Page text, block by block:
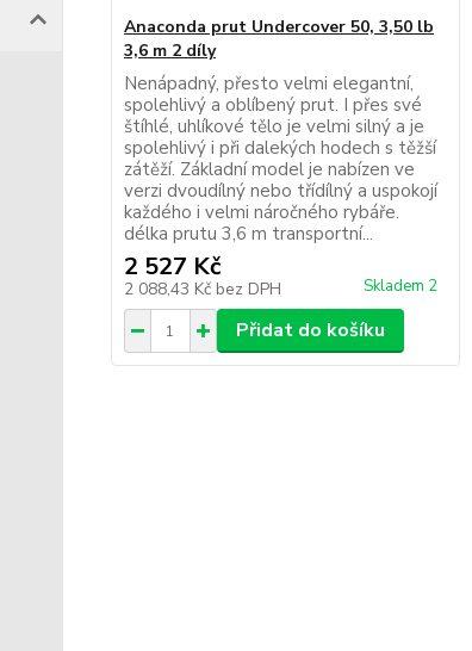
Anaconda prut Undercover 50, 3,50 lb
3,6 m 2 díly
Nenápadný, přesto velmi elegantní,
spolehlivý a oblíbený prut. I přes své
štíhlé, uhlíkové tělo je velmi silný a je
spolehlivý i při dalekých hodech s těžší
zátěží. Základní model je nabízen ve
verzi dvoudílný nebo třídílný a uspokojí
každého i velmi náročného rybáře.
délka prutu 3,6 m transportní...
2 527 Kč
2 088,43 Kč bez DPH Skladem 2
Přidat do košíku